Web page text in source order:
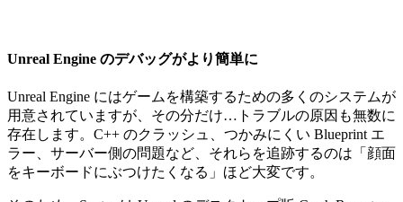
Unreal Engine のデバッグがより簡単に
Unreal Engine にはゲームを構築するための多くのシステムが
用意されていますが、その分だけ…トラブルの原因も無数に
存在します。C++ のクラッシュ、つかみにくい Blueprint エ
ラー、サーバー側の問題など、それらを追跡するのは「顔面
をキーボードにぶつけたくなる」ほど大変です。